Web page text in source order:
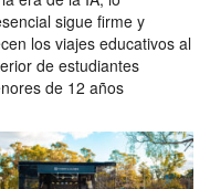
sigue firme y
los viajes educativos al
de estudiantes
de 12 años